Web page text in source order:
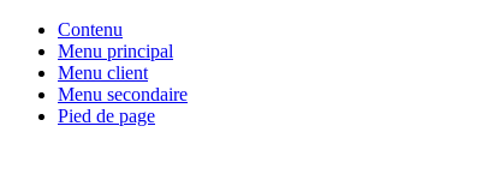
Contenu
Menu principal
Menu client
Menu secondaire
Pied de page